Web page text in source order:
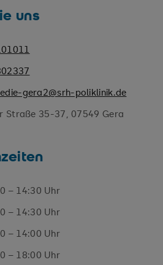
uns
gera2@srh-poliklinik.de
Straße 35-37, 07549 Gera
– 14:30 Uhr
– 14:30 Uhr
– 14:00 Uhr
– 18:00 Uhr